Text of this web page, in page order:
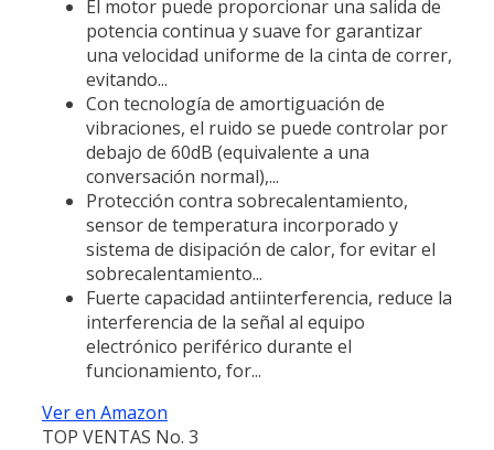
El motor puede proporcionar una salida de
potencia continua y suave for garantizar
una velocidad uniforme de la cinta de correr,
evitando...
Con tecnología de amortiguación de
vibraciones, el ruido se puede controlar por
debajo de 60dB (equivalente a una
conversación normal),...
Protección contra sobrecalentamiento,
sensor de temperatura incorporado y
sistema de disipación de calor, for evitar el
sobrecalentamiento...
Fuerte capacidad antiinterferencia, reduce la
interferencia de la señal al equipo
electrónico periférico durante el
funcionamiento, for...
Ver en Amazon
TOP VENTAS No. 3